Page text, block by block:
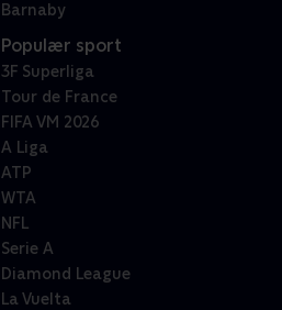
Barnaby
Populær sport
3F Superliga
Tour de France
FIFA VM 2026
A Liga
ATP
WTA
NFL
Serie A
Diamond League
La Vuelta